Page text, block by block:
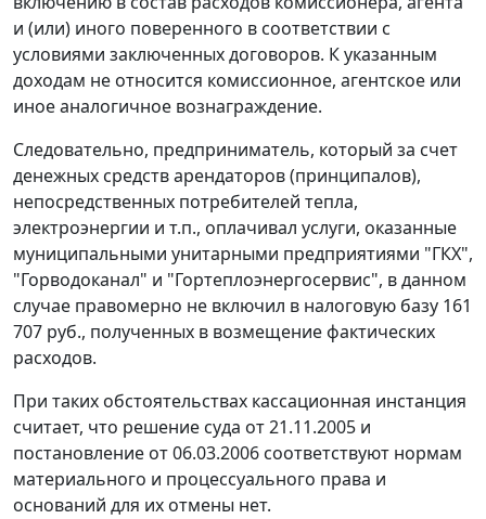
и (или) иного поверенного в соответствии с
условиями заключенных договоров. К указанным
доходам не относится комиссионное, агентское или
иное аналогичное вознаграждение.
Следовательно, предприниматель, который за счет
денежных средств арендаторов (принципалов),
непосредственных потребителей тепла,
электроэнергии и т.п., оплачивал услуги, оказанные
муниципальными унитарными предприятиями "ГКХ",
"Горводоканал" и "Гортеплоэнергосервис", в данном
случае правомерно не включил в налоговую базу 161
707 руб., полученных в возмещение фактических
расходов.
При таких обстоятельствах кассационная инстанция
считает, что решение суда от 21.11.2005 и
постановление от 06.03.2006 соответствуют нормам
материального и процессуального права и
оснований для их отмены нет.